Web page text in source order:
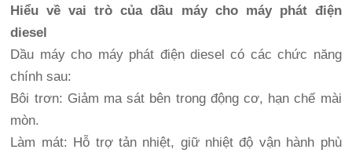
Hiểu về vai trò của dầu máy cho máy phát điện
diesel
Dầu máy cho máy phát điện diesel có các chức năng
chính sau:
Bôi trơn: Giảm ma sát bên trong động cơ, hạn chế mài
mòn.
Làm mát: Hỗ trợ tản nhiệt, giữ nhiệt độ vận hành phù